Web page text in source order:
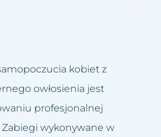
kobiet z
owłosienia jest
profesjonalnej
Zabiegi wykonywane w